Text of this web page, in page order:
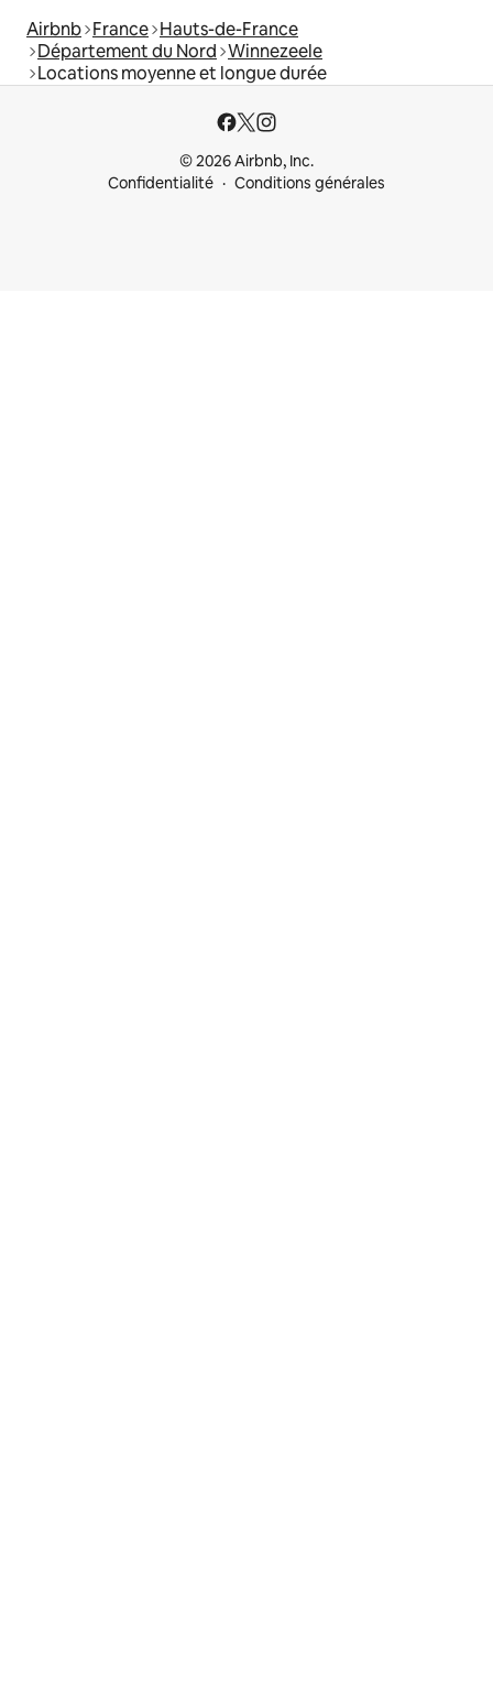
Airbnb France Hauts-de-France
Département du Nord Winnezeele
Locations moyenne et longue durée
© 2026 Airbnb, Inc.
Confidentialité
Conditions générales